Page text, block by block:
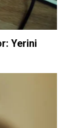
Yerini